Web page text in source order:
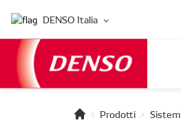
DENSO Italia
Prodotti